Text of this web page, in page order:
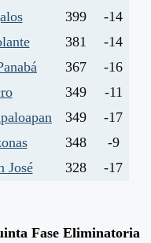
399
-14
381
-14
367
-16
349
-11
349
-17
348
-9
José 328 -17
Fase Eliminatoria